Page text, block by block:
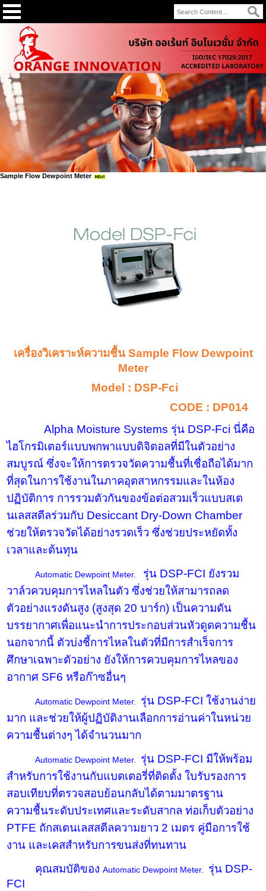
Sample Flow Dewpoint Meter
เครื่องวิเคราะห์ความชื้นSample Flow Dewpoint
Meter
Model : DSP-Fci
CODE : DP014
Alpha Moisture Systems รุ่น DSP-Fci นี่คือ
ไฮโกรมิเตอร์แบบพกพาแบบดิจิตอลที่มีในตัวอย่าง
สมบูรณ์ ซึ่งจะให้การตรวจวัดความชื้นที่เชื่อถือได้มาก
ที่สุดในการใช้งานในภาคอุตสาหกรรมและในห้อง
ปฏิบัติการ การรวมตัวกันของข้อต่อสวมเร็วแบบสเต
นเลสสตีลร่วมกับ Desiccant Dry-Down Chamber
ช่วยให้ตรวจวัดได้อย่างรวดเร็ว ซึ่งช่วยประหยัดทั้ง
เวลาและต้นทุน
Automatic Dewpoint Meter. รุ่น DSP-FCI ยังรวม
วาล์วควบคุมการไหลในตัว ซึ่งช่วยให้สามารถลด
ตัวอย่างแรงดันสูง (สูงสุด 20บาร์ก) เป็นความดัน
บรรยากาศเพื่อแนะนำการประกอบส่วนหัวดูดความชื้น
นอกจากนี้ ตัวบ่งชี้การไหลในตัวที่มีการสำเร็จการ
ศึกษาเฉพาะตัวอย่าง ยังให้การควบคุมการไหลของ
อากาศ SF6 หรือก๊าซอื่นๆ
Automatic Dewpoint Meter. รุ่น DSP-FCIใช้งานง่าย
มาก และช่วยให้ผู้ปฏิบัติงานเลือกการอ่านค่าในหน่วย
ความชื้นต่างๆ ได้จำนวนมาก
Automatic Dewpoint Meter. รุ่น DSP-FCI มีให้พร้อม
สำหรับการใช้งานกับแบตเตอรี่ที่ติดตั้ง ใบรับรองการ
สอบเทียบที่ตรวจสอบย้อนกลับได้ตามมาตรฐาน
ความชื้นระดับประเทศและระดับสากล ท่อเก็บตัวอย่าง
PTFE ถักสเตนเลสสตีลความยาว 2 เมตร คู่มือการใช้
งาน และเคสสำหรับการขนส่งที่ทนทาน
คุณสมบัติของ Automatic Dewpoint Meter. รุ่น DSP-
FCI